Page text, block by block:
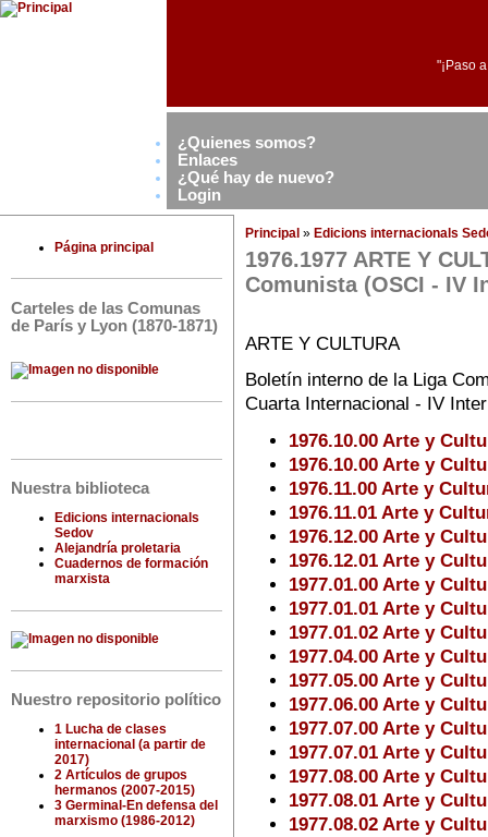
"¡Paso
¿Quienes somos?
Enlaces
¿Qué hay de nuevo?
Login
Página principal
Carteles de las Comunas
de París y Lyon (1870-1871)
Nuestra biblioteca
Edicions internacionals
Sedov
Alejandría proletaria
Cuadernos de formación
marxista
Nuestro repositorio político
1 Lucha de clases
internacional (a partir de
2017)
2 Artículos de grupos
hermanos (2007-2015)
3 Germinal-En defensa del
marxismo (1986-2012)
Principal » Edicions internacionals
1976.1977 ARTE Y
Comunista (OSCI - IV
ARTE Y CULTURA
Boletín interno de la Liga
Cuarta Internacional - IV
1976.10.00 Arte y
1976.10.00 Arte y
1976.11.00 Arte y
1976.11.01 Arte y
1976.12.00 Arte y
1976.12.01 Arte y
1977.01.00 Arte y
1977.01.01 Arte y
1977.01.02 Arte y
1977.04.00 Arte y
1977.05.00 Arte y
1977.06.00 Arte y
1977.07.00 Arte y
1977.07.01 Arte y
1977.08.00 Arte y
1977.08.01 Arte y
1977.08.02 Arte y